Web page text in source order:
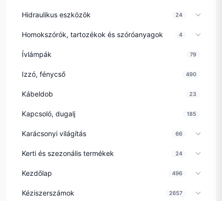
Hidraulikus eszközök 24
Homokszórók, tartozékok és szóróanyagok 4
Ívlámpák 79
Izzó, fénycső 490
Kábeldob 23
Kapcsoló, dugalj 185
Karácsonyi világítás 66
Kerti és szezonális termékek 24
Kezdőlap 496
Kéziszerszámok 2657